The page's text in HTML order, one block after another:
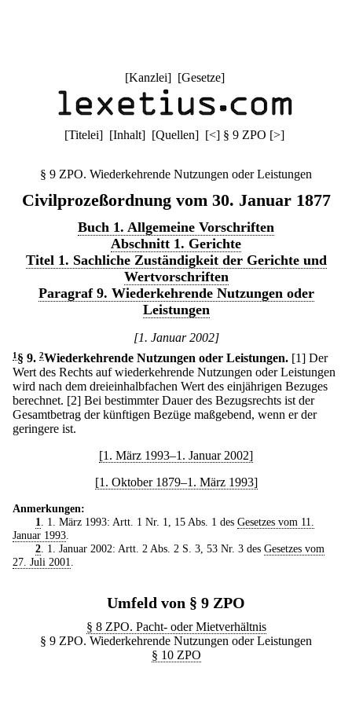
[Kanzlei] [Gesetze]
[Titelei] [Inhalt] [Quellen] [<] § 9 ZPO [>]
§ 9 ZPO. Wiederkehrende Nutzungen oder Leistungen
Civilprozeßordnung vom 30. Januar 1877
Buch 1. Allgemeine Vorschriften
Abschnitt 1. Gerichte
Titel 1. Sachliche Zuständigkeit der Gerichte und
Wertvorschriften
Paragraf 9. Wiederkehrende Nutzungen oder
Leistungen
[1. Januar 2002]
1 § 9. 2Wiederkehrende Nutzungen oder Leistungen. [1] Der
Wert des Rechts auf wiederkehrende Nutzungen oder Leistungen
wird nach dem dreieinhalbfachen Wert des einjährigen Bezuges
berechnet. [2] Bei bestimmter Dauer des Bezugsrechts ist der
Gesamtbetrag der künftigen Bezüge maßgebend, wenn er der
geringere ist.
[1. März 1993–1. Januar 2002]
[1. Oktober 1879–1. März 1993]
Anmerkungen:
1
. 1. März 1993: Artt. 1 Nr. 1, 15 Abs. 1 des Gesetzes vom 11.
Januar 1993
2. 1. Januar 2002: Artt. 2 Abs. 2 S. 3, 53 Nr. 3 des Gesetzes vom
27. Juli 2001
Umfeld von § 9 ZPO
§ 8 ZPO. Pacht- oder Mietverhältnis
§ 9 ZPO. Wiederkehrende Nutzungen oder Leistungen
§ 10 ZPO